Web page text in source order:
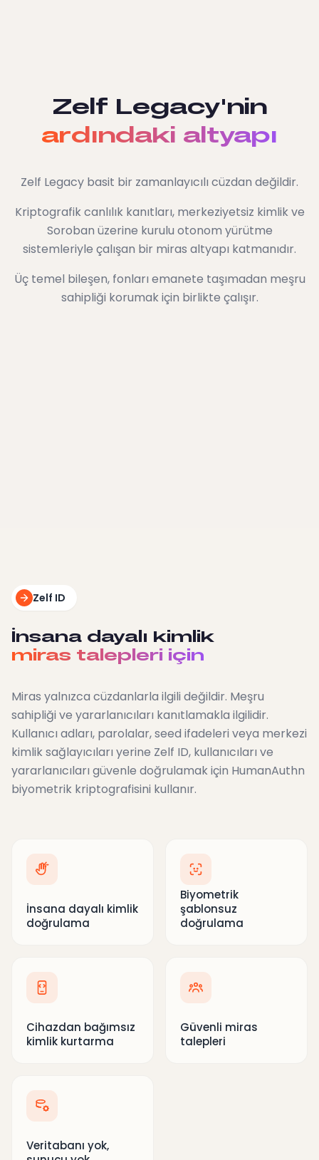
Zelf Legacy'nin
ardındaki altyapı
Zelf Legacy basit bir zamanlayıcılı cüzdan değildir.
Kriptografik canlılık kanıtları, merkeziyetsiz kimlik ve
Soroban üzerine kurulu otonom yürütme
sistemleriyle çalışan bir miras altyapı katmanıdır.
Üç temel bileşen, fonları emanete taşımadan meşru
sahipliği korumak için birlikte çalışır.
Zelf ID
İnsana dayalı kimlik
miras talepleri için
Miras yalnızca cüzdanlarla ilgili değildir. Meşru
sahipliği ve yararlanıcıları kanıtlamakla ilgilidir.
Kullanıcı adları, parolalar, seed ifadeleri veya merkezi
kimlik sağlayıcıları yerine Zelf ID, kullanıcıları ve
yararlanıcıları güvenle doğrulamak için HumanAuthn
biyometrik kriptografisini kullanır.
İnsana dayalı kimlik
doğrulama
Biyometrik
şablonsuz
doğrulama
Cihazdan bağımsız
kimlik kurtarma
Güvenli miras
talepleri
Veritabanı yok,